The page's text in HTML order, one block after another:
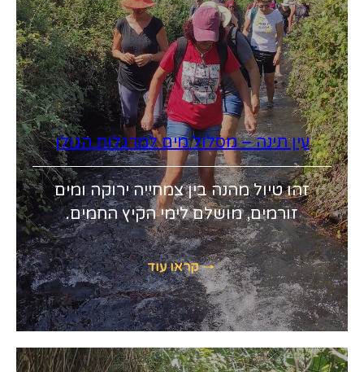
עין תינה – מסלול מים למרגלות הגולן
זהו טיול מהנה בין צמחייה ירוקה ומים
זורמים, מושלם לימי הקיץ החמים.
קראו עוד